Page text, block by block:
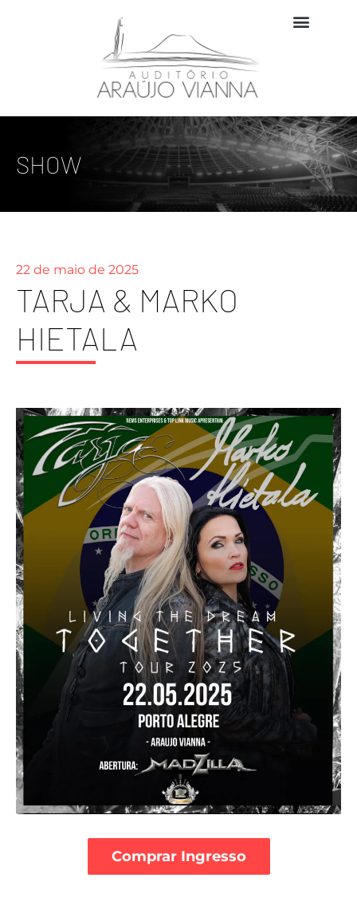
SHOW
22 de maio de 2025
TARJA & MARKO
HIETALA
Comprar Ingresso